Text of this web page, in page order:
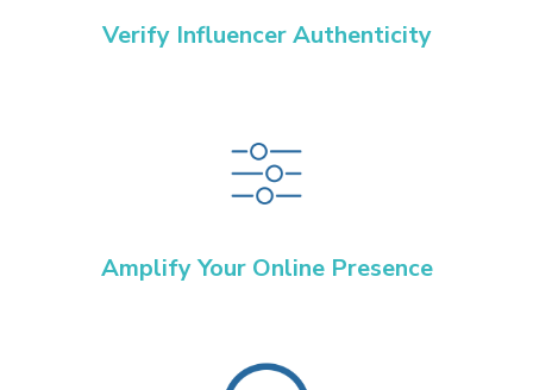
Verify Influencer Authenticity
Amplify Your Online Presence